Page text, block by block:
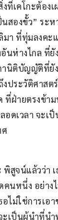
ที่เคโกะต้อง
สองขั้ว” ระห
มา ที่ทุ่มลงคะ
นห่างไกล ที่ยั
านิติบัญญัติที่ยั
ประวัติศาสต
ที่ฝ่ายตรงข้า
อดเวลา จะเ
พิสูจน์แล้วว่า
คนหนึ่ง อย่าง
ไม่ใช่การเอ
ะเป็นผู้นำที่น